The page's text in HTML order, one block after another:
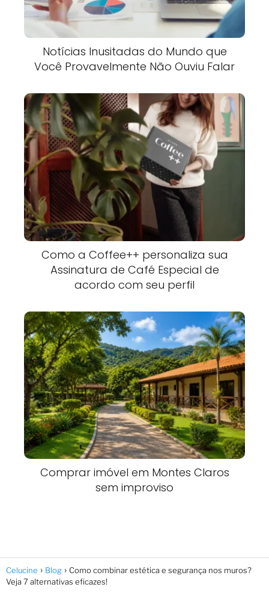
Notícias Inusitadas do Mundo que
Você Provavelmente Não Ouviu Falar
Como a Coffee++ personaliza sua
Assinatura de Café Especial de
acordo com seu perfil
Comprar imóvel em Montes Claros
sem improviso
Celucine Blog
Como combinar estética e segurança nos muros?
Veja 7 alternativas eficazes!